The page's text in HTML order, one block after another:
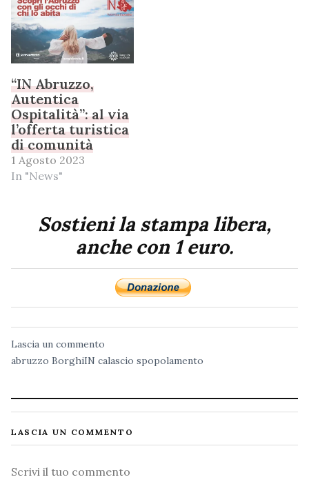
“IN Abruzzo,
Autentica
Ospitalità”: al via
l’offerta turistica
di comunità
1 Agosto 2023
In "News"
Sostieni la stampa libera,
anche con 1 euro.
Lascia un commento
abruzzo BorghiIN calascio spopolamento
LASCIA UN COMMENTO
Commento